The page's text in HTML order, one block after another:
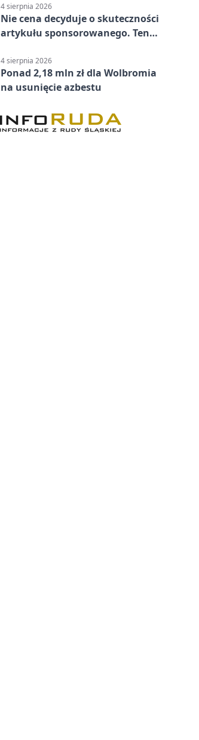
4 sierpnia 2026
Nie cena decyduje o skuteczności
artykułu sponsorowanego. Ten
4 sierpnia 2026
Ponad 2,18 mln zł dla Wolbromia
na usunięcie azbestu